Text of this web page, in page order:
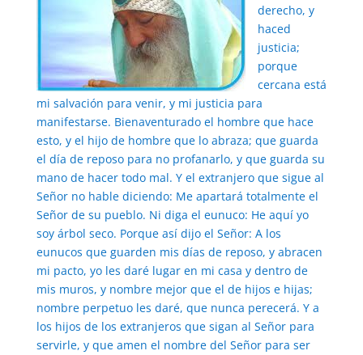
derecho, y
haced
justicia;
porque
cercana está
mi salvación para venir, y mi justicia para
manifestarse. Bienaventurado el hombre que hace
esto, y el hijo de hombre que lo abraza; que guarda
el día de reposo para no profanarlo, y que guarda su
mano de hacer todo mal. Y el extranjero que sigue al
Señor no hable diciendo: Me apartará totalmente el
Señor de su pueblo. Ni diga el eunuco: He aquí yo
soy árbol seco. Porque así dijo el Señor: A los
eunucos que guarden mis días de reposo, y abracen
mi pacto, yo les daré lugar en mi casa y dentro de
mis muros, y nombre mejor que el de hijos e hijas;
nombre perpetuo les daré, que nunca perecerá. Y a
los hijos de los extranjeros que sigan al Señor para
servirle, y que amen el nombre del Señor para ser